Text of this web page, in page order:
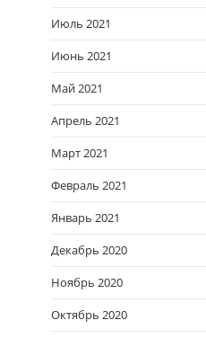
Июль 2021
Июнь 2021
Май 2021
Апрель 2021
Март 2021
Февраль 2021
Январь 2021
Декабрь 2020
Ноябрь 2020
Октябрь 2020